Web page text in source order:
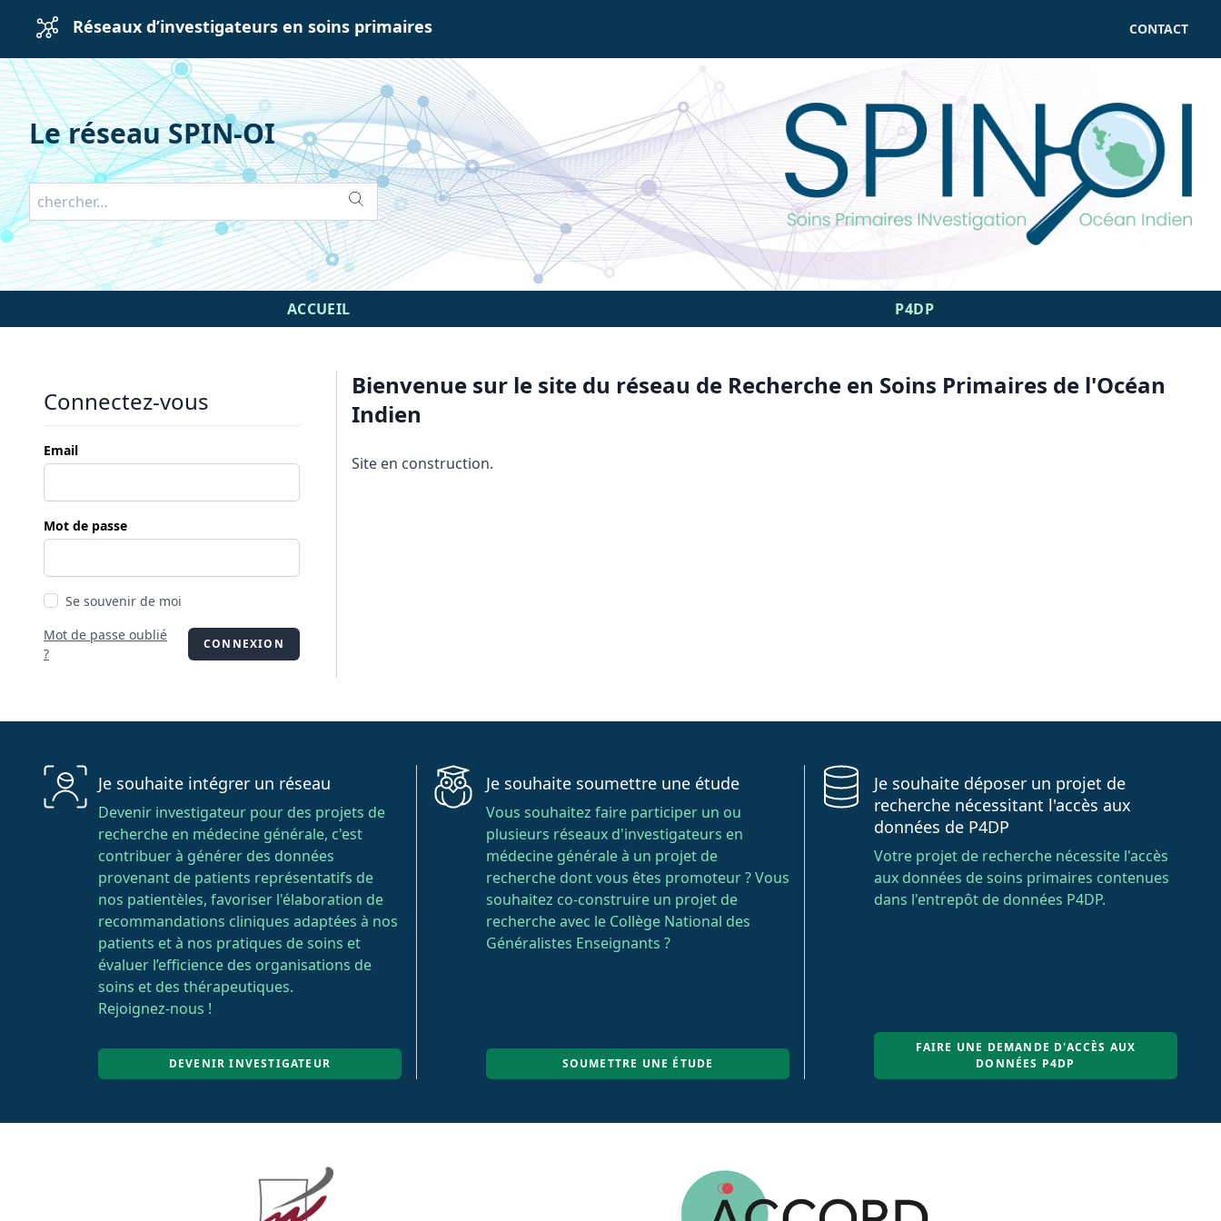
Réseaux d’investigateurs en soins primaires CONTACT
Le réseau SPIN-OI
ACCUEIL P4DP
Connectez-vous
Email
Mot de passe
Se souvenir de moi
Mot de passe oublié
?
CONNEXION
Bienvenue sur le site du réseau de Recherche en Soins Primaires de l'Océan
Indien
Site en construction.
Je souhaite intégrer un réseau
Devenir investigateur pour des projets de
recherche en médecine générale, c'est
contribuer à générer des données
provenant de patients représentatifs de
nos patientèles, favoriser l'élaboration de
recommandations cliniques adaptées à nos
patients et à nos pratiques de soins et
évaluer l’efficience des organisations de
soins et des thérapeutiques.
Rejoignez-nous !
DEVENIR INVESTIGATEUR
Je souhaite soumettre une étude
Vous souhaitez faire participer un ou
plusieurs réseaux d'investigateurs en
médecine générale à un projet de
recherche dont vous êtes promoteur ? Vous
souhaitez co-construire un projet de
recherche avec le Collège National des
Généralistes Enseignants ?
SOUMETTRE UNE ÉTUDE
Je souhaite déposer un projet de
recherche nécessitant l'accès aux
données de P4DP
Votre projet de recherche nécessite l'accès
aux données de soins primaires contenues
dans l'entrepôt de données P4DP.
FAIRE UNE DEMANDE D'ACCÈS AUX
DONNÉES P4DP